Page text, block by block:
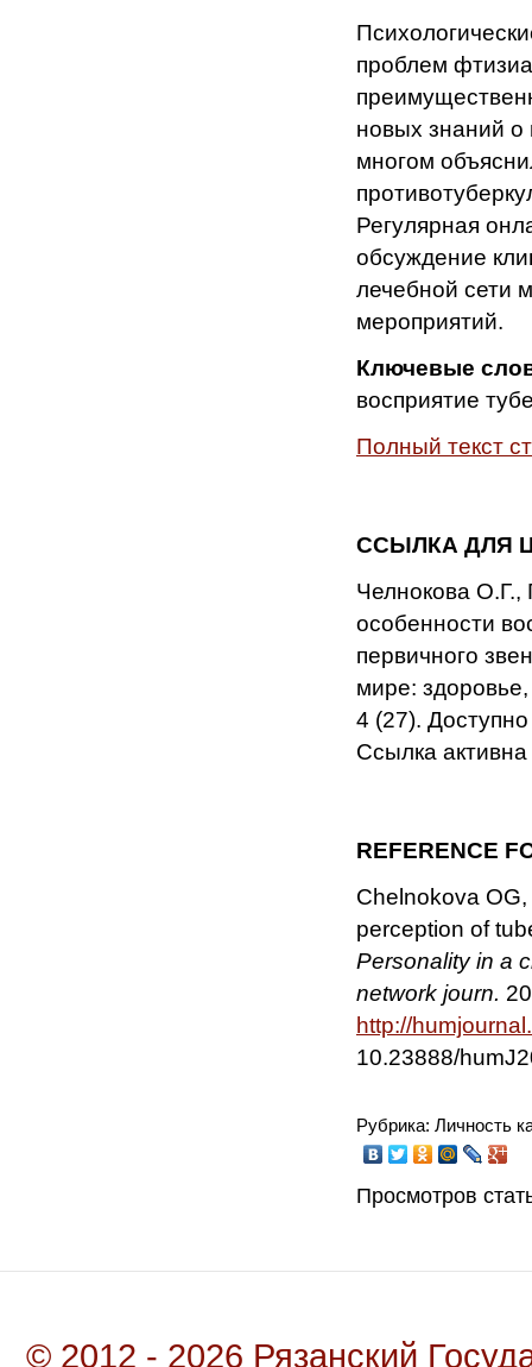
проблем
новых знаний о
многом
Регулярная
обсуждение
лечебной сети
мероприятий.
Ключевые
восприятие
Полный текст
ССЫЛКА ДЛЯ
Челнокова
особенности
первичного
мире:
4 (27).
Ссылка
REFERENCE
Chelnokova
perception of
Personality in a
network journ.
http://
10.23888/
Рубрика: Личность
Просмотров
© 2012 - 2026 Рязанский